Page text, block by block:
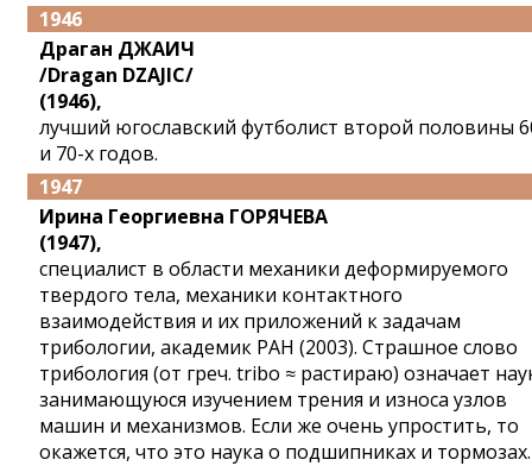
1946
Драган ДЖАИЧ
/Dragan DZAJIC/
(1946),
лучший югославский футболист второй половины
и 70-х годов.
1947
Ирина Георгиевна ГОРЯЧЕВА
(1947),
специалист в области механики деформируемого
твердого тела, механики контактного
взаимодействия и их приложений к задачам
трибологии, академик РАН (2003). Страшное слово
трибология (от греч. tribo ≈ растираю) означает
занимающуюся изучением трения и износа узлов
машин и механизмов. Если же очень упростить, то
окажется, что это наука о подшипниках и тормозах.